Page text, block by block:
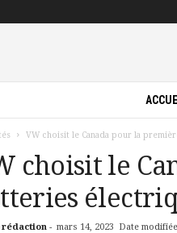
VW choisit le Canada pour la
choisit le
rédaction- mars 14, 2023 Date